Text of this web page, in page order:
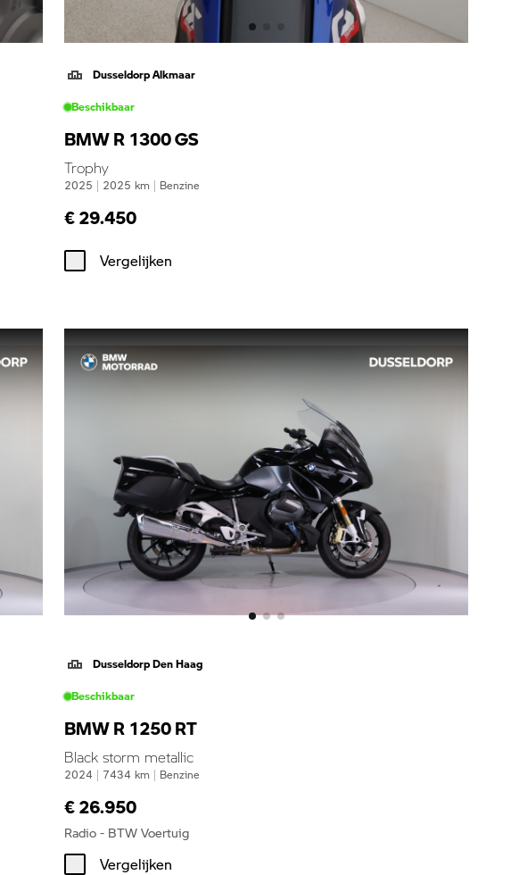
Dusseldorp Alkmaar
Beschikbaar
BMW R 1300 GS
Trophy
2025 | 2025 km | Benzine
€ 29.450
Vergelijken
Dusseldorp Den Haag
Beschikbaar
BMW R 1250 RT
Black storm metallic
2024 | 7434 km | Benzine
€ 26.950
Radio - BTW Voertuig
Vergelijken